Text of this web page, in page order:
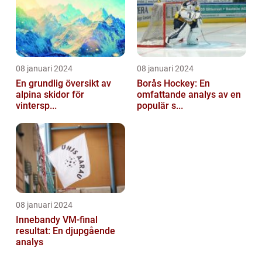
08 januari 2024
En grundlig översikt av
alpina skidor för
vintersp...
08 januari 2024
Borås Hockey: En
omfattande analys av en
populär s...
08 januari 2024
Innebandy VM-final
resultat: En djupgående
analys